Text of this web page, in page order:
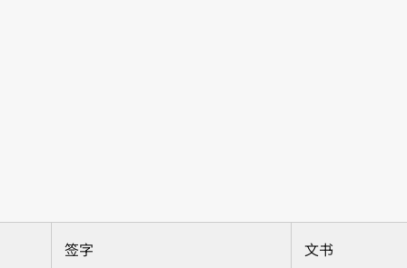
签字 文书